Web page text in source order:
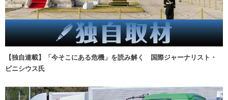
【独自連載】「今そこにある危機」を読み解く 国際ジャーナリスト・
ビニシウス氏